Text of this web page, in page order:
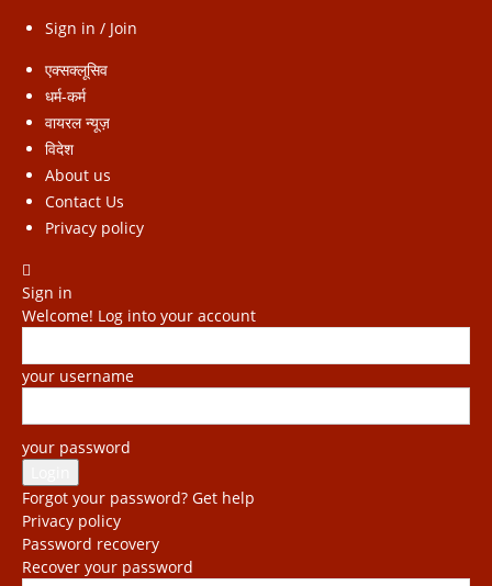
Sign in / Join
एक्सक्लूसिव
धर्म-कर्म
वायरल न्यूज़
विदेश
About us
Contact Us
Privacy policy
Sign in
Welcome! Log into your account
your username
your password
Forgot your password? Get help
Privacy policy
Password recovery
Recover your password